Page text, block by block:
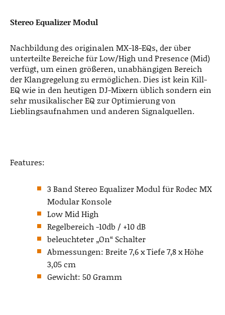
Stereo Equalizer Modul
Nachbildung des originalen MX-18-EQs, der über
unterteilte Bereiche für Low/High und Presence (Mid)
verfügt, um einen größeren, unabhängigen Bereich
der Klangregelung zu ermöglichen. Dies ist kein Kill-
EQ wie in den heutigen DJ-Mixern üblich sondern ein
sehr musikalischer EQ zur Optimierung von
Lieblingsaufnahmen und anderen Signalquellen.
Features:
3 Band Stereo Equalizer Modul für Rodec MX
Modular Konsole
Low Mid High
Regelbereich -10db / +10 dB
beleuchteter „On“ Schalter
Abmessungen: Breite 7,6 x Tiefe 7,8 x Höhe
3,05 cm
Gewicht: 50 Gramm